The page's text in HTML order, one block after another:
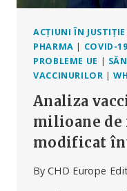
ACȚIUNI ÎN JUSTIȚIE
PHARMA | COVID-19
PROBLEME UE |
VACCINURILOR |
Analiza
milioane de
modificat
By CHD Europe